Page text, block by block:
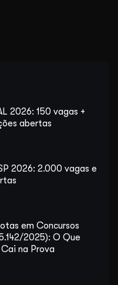
2026: 150 vagas +
abertas
2026: 2.000 vagas e
em Concursos
2025): O Que
na Prova